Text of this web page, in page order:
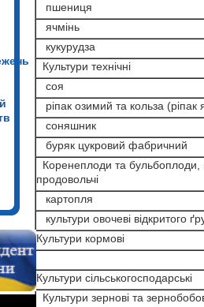
пшениця
ячмінь
кукурудза
Культури технічні
соя
ріпак озимий та кольза (ріпак
соняшник
буряк цукровий фабричний
Коренеплоди та бульбоплоди,
продовольчі
картопля
культури овочеві відкритого
Культури кормові
Культури сільськогосподарські
Культури зернові та